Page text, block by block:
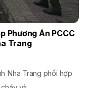
Phương Án PCCC
Trang
Nha Trang phối hợp